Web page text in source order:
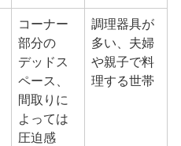
コーナー
部分の
デッドス
ペース、
間取りに
よっては
圧迫感
調理器具が
多い、夫婦
や親子で料
理する世帯